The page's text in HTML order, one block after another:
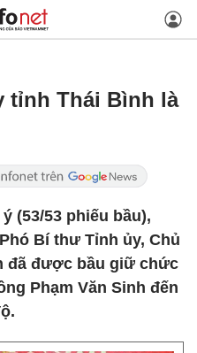
tỉnh Thái Bình là
(53/53 phiếu bầu),
Bí thư Tỉnh ủy, Chủ
đã được bầu giữ chức
Phạm Văn Sinh đến